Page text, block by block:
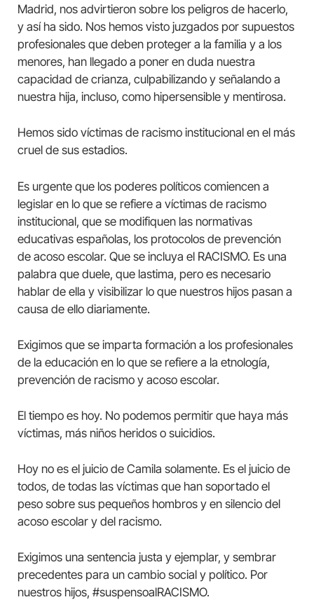
Madrid, nos advirtieron sobre los peligros de hacerlo,
y así ha sido. Nos hemos visto juzgados por supuestos
profesionales que deben proteger a la familia y a los
menores, han llegado a poner en duda nuestra
capacidad de crianza, culpabilizando y señalando a
nuestra hija, incluso, como hipersensible y mentirosa.
Hemos sido víctimas de racismo institucional en el más
cruel de sus estadios.
Es urgente que los poderes políticos comiencen a
legislar en lo que se refiere a víctimas de racismo
institucional, que se modifiquen las normativas
educativas españolas, los protocolos de prevención
de acoso escolar. Que se incluya el RACISMO. Es una
palabra que duele, que lastima, pero es necesario
hablar de ella y visibilizar lo que nuestros hijos pasan a
causa de ello diariamente.
Exigimos que se imparta formación a los profesionales
de la educación en lo que se refiere a la etnología,
prevención de racismo y acoso escolar.
El tiempo es hoy. No podemos permitir que haya más
víctimas, más niños heridos o suicidios.
Hoy no es el juicio de Camila solamente. Es el juicio de
todos, de todas las víctimas que han soportado el
peso sobre sus pequeños hombros y en silencio del
acoso escolar y del racismo.
Exigimos una sentencia justa y ejemplar, y sembrar
precedentes para un cambio social y político. Por
nuestros hijos, #suspensoalRACISMO.